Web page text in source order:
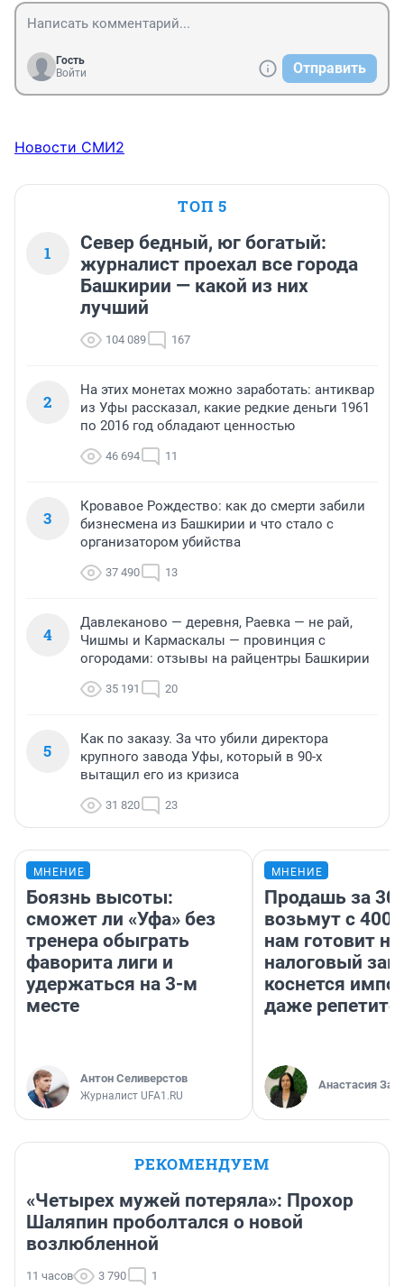
Гость
Войти
Отправить
Новости СМИ2
ТОП 5
1
Север бедный, юг богатый:
журналист проехал все города
Башкирии — какой из них
лучший
104 089 167
2
На этих монетах можно заработать: антиквар
из Уфы рассказал, какие редкие деньги 1961
по 2016 год обладают ценностью
46 694 11
3
Кровавое Рождество: как до смерти забили
бизнесмена из Башкирии и что стало с
организатором убийства
37 490 13
4
Давлеканово — деревня, Раевка — не рай,
Чишмы и Кармаскалы — провинция с
огородами: отзывы на райцентры Башкирии
35 191 20
5
Как по заказу. За что убили директора
крупного завода Уфы, который в 90-х
вытащил его из кризиса
31 820 23
МНЕНИЕ
Боязнь высоты:
сможет ли «Уфа» без
тренера обыграть
фаворита лиги и
удержаться на 3-м
месте
Антон Селиверстов
Журналист UFA1.RU
МНЕНИЕ
Продашь за
возьмут с
нам готовит
налоговый
коснется
даже
Анастасия
РЕКОМЕНДУЕМ
«Четырех мужей потеряла»: Прохор
Шаляпин проболтался о новой
возлюбленной
11 часов 3 790 1